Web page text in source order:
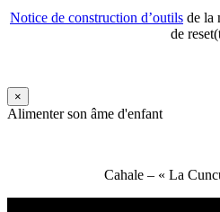
Notice de construction d’outils de la
de
×
Alimenter son âme d'enfant
Cahale – « La